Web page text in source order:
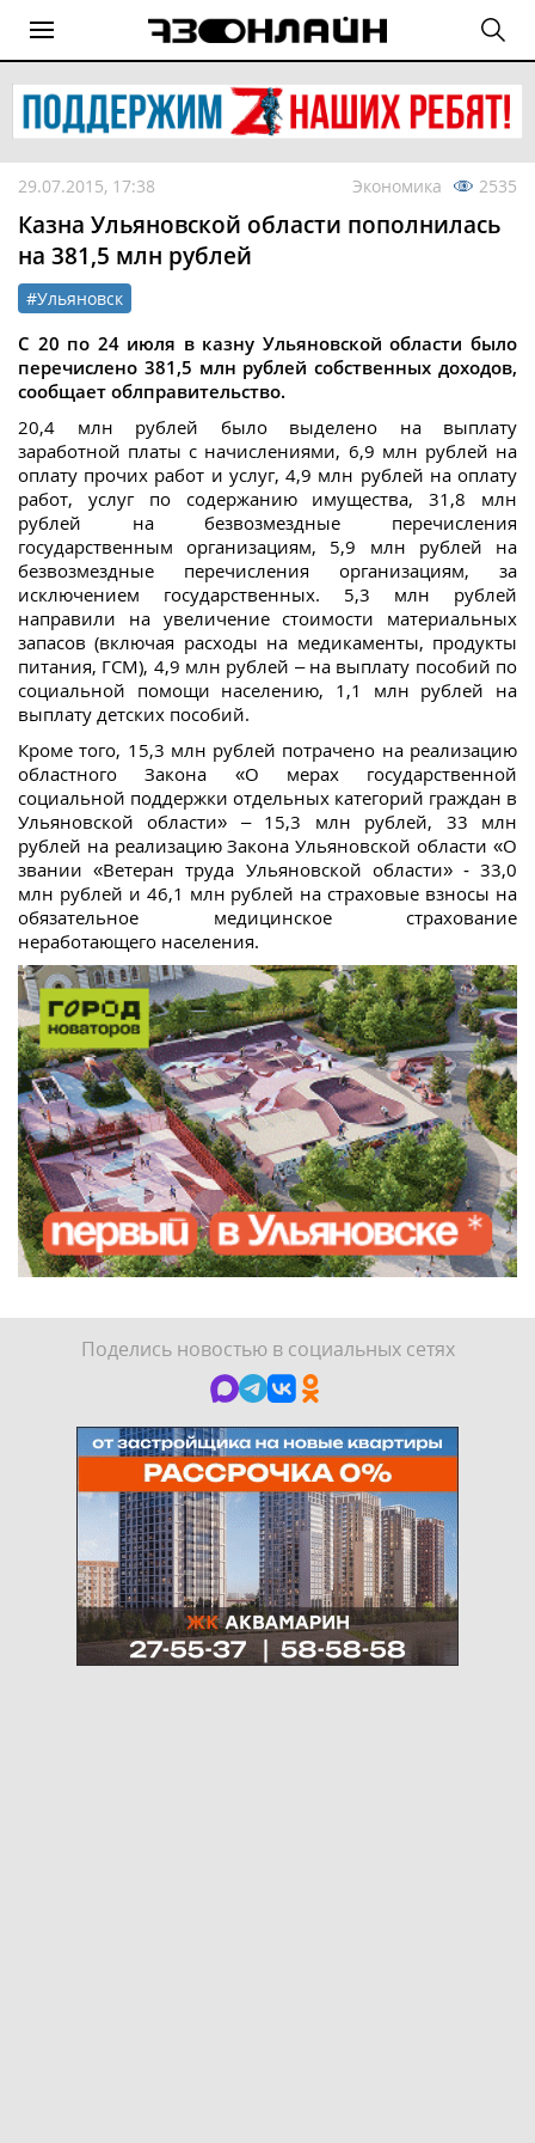
29.07.2015, 17:38 Экономика 2535
Казна Ульяновской области пополнилась
на 381,5 млн рублей
#Ульяновск
С 20 по 24 июля в казну Ульяновской области было
перечислено 381,5 млн рублей собственных доходов,
сообщает облправительство.
20,4 млн рублей было выделено на выплату
заработной платы с начислениями, 6,9 млн рублей на
оплату прочих работ и услуг, 4,9 млн рублей на оплату
работ, услуг по содержанию имущества, 31,8 млн
рублей на безвозмездные перечисления
государственным организациям, 5,9 млн рублей на
безвозмездные перечисления организациям, за
исключением государственных. 5,3 млн рублей
направили на увеличение стоимости материальных
запасов (включая расходы на медикаменты, продукты
питания, ГСМ), 4,9 млн рублей – на выплату пособий по
социальной помощи населению, 1,1 млн рублей на
выплату детских пособий.
Кроме того, 15,3 млн рублей потрачено на реализацию
областного Закона «О мерах государственной
социальной поддержки отдельных категорий граждан в
Ульяновской области» – 15,3 млн рублей, 33 млн
рублей на реализацию Закона Ульяновской области «О
звании «Ветеран труда Ульяновской области» ‑33,0
млн рублей и 46,1 млн рублей на страховые взносы на
обязательное медицинское страхование
неработающего населения.
Поделись новостью в социальных сетях